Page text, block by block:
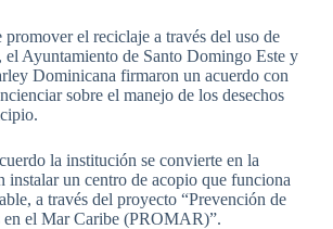
el reciclaje a través del uso de
el Ayuntamiento de Santo Domingo Este y
Dominicana firmaron un acuerdo con
sobre el manejo de los desechos
la institución se convierte en la
instalar un centro de acopio que funciona
a través del proyecto “Prevención de
en el Mar Caribe (PROMAR)”.